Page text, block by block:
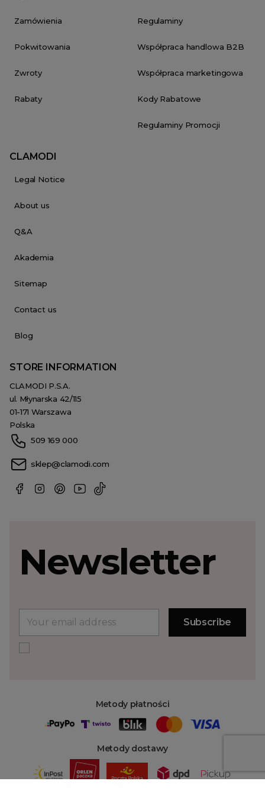
Zamówienia
Pokwitowania
Zwroty
Rabaty
Regulaminy
Współpraca handlowa B2B
Współpraca marketingowa
Kody Rabatowe
Regulaminy Promocji
CLAMODI
Legal Notice
About us
Q&A
Akademia
Sitemap
Contact us
Blog
STORE INFORMATION
CLAMODI P.S.A.
ul. Młynarska 42/115
01-171 Warszawa
Polska
509 169 000
sklep@clamodi.com
Metody płatności
Metody dostawy
Newsletter